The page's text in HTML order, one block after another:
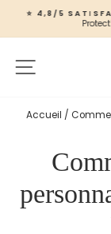
contenu
⭐ 4,8/5
Accueil /